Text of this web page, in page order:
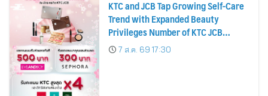
KTC and JCB Tap Growing Self-Care
Trend with Expanded Beauty
Privileges Number of KTC JCB
Cardmembers Spending on
Cosmetics Rises 26%
7 ส.ค. 69 17:30